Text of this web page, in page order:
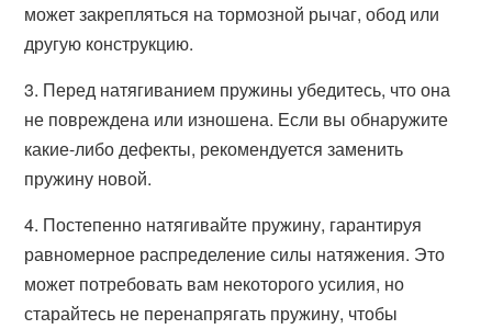
может закрепляться на тормозной рычаг, обод или
другую конструкцию.
3. Перед натягиванием пружины убедитесь, что она
не повреждена или изношена. Если вы обнаружите
какие-либо дефекты, рекомендуется заменить
пружину новой.
4. Постепенно натягивайте пружину, гарантируя
равномерное распределение силы натяжения. Это
может потребовать вам некоторого усилия, но
старайтесь не перенапрягать пружину, чтобы